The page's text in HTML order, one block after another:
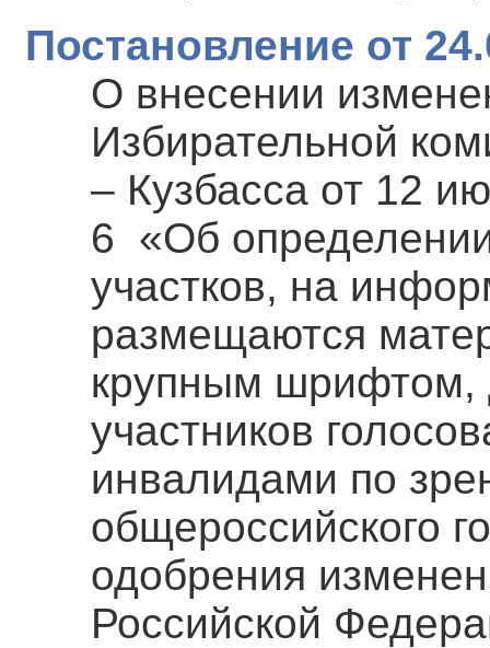
Постановление от
О внесении
Избирательной
– Кузбасса от 12
6 «Об
участков, на
размещаются
крупным шрифтом,
участников
инвалидами по
общероссийского
одобрения
Российской